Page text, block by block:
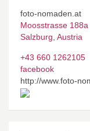
foto-nomaden.at
Moosstrasse 188a
Salzburg Austria
+43 660 1262105
facebook
http://www.foto-